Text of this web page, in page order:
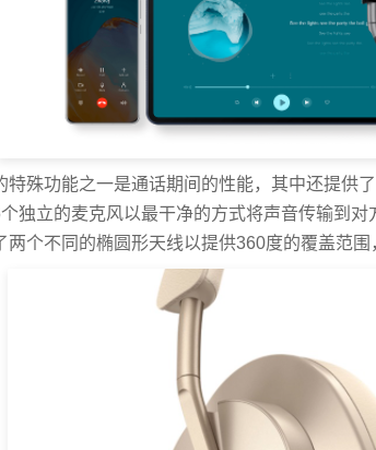
特殊功能之一是通话期间的性能，其中还提供
独立的麦克风以最干净的方式将声音传输到
两个不同的椭圆形天线以提供360度的覆盖范围